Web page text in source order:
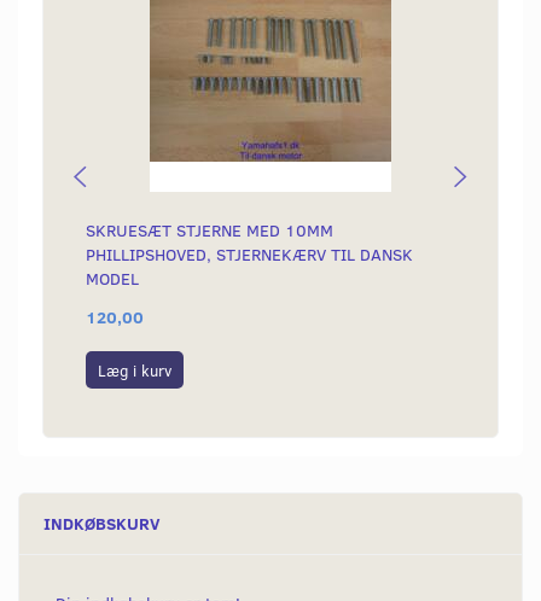
SKRUESÆT STJERNE MED 10MM
PHILLIPSHOVED, STJERNEKÆRV TIL DANSK
MODEL
120,00
Læg i kurv
INDKØBSKURV